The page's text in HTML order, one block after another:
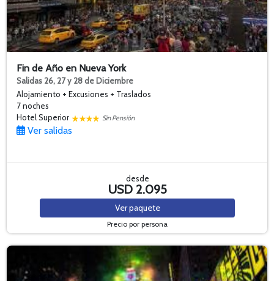
Fin de Año en Nueva York
Salidas 26, 27 y 28 de Diciembre
Alojamiento + Excusiones + Traslados
7 noches
Hotel Superior
Sin Pensión
Ver salidas
desde
USD 2.095
Verpaquete
Precio por persona